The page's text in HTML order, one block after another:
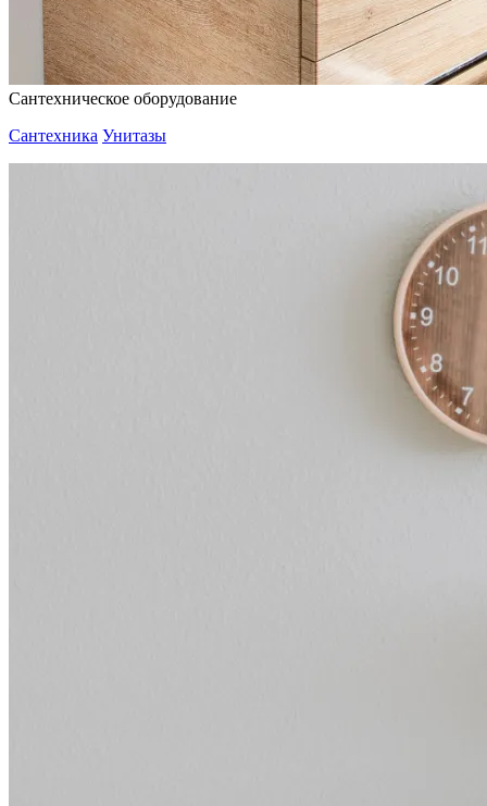
Сантехническое оборудование
Сантехника Унитазы